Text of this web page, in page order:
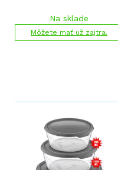
Na sklade
Môžete mať už zajtra.